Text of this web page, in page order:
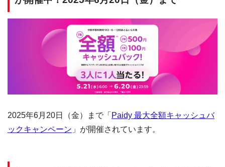
2025年6月20日（金）まで「 Paidy 最大全額キャッシュバ
ックキャンペーン 」が開催されています。